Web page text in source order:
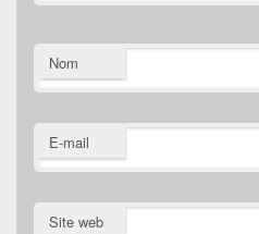
Nom
E-mail
Site web